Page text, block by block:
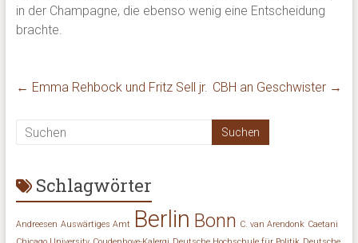
in der Champagne, die ebenso wenig eine Entscheidung
brachte.
← Emma Rehbock und Fritz Sell jr. CBH an Geschwister →
Schlagwörter
Andreesen Auswärtiges Amt Berlin Bonn C. van Arendonk Caetani